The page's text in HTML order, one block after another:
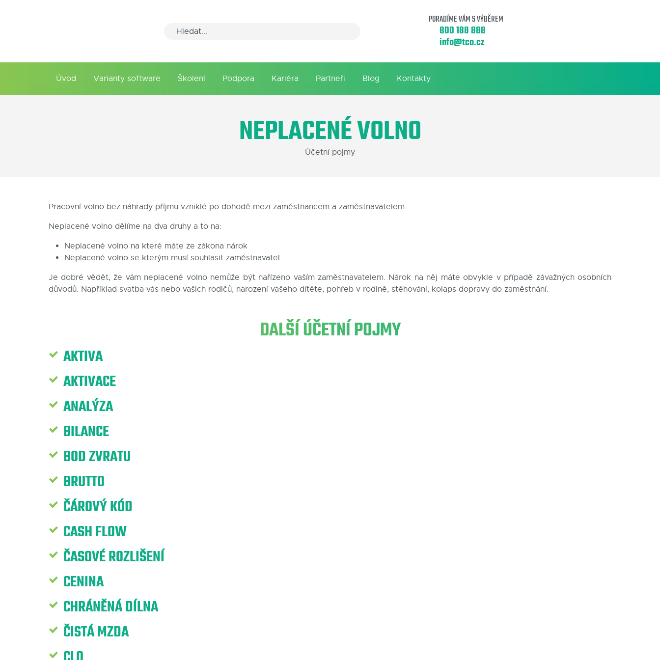
PORADÍME VÁM S VÝBĚREM
800 188 888
info@tco.cz
Úvod Varianty software Školení Podpora Kariéra Partneři Blog Kontakty
NEPLACENÉ VOLNO
Účetní pojmy
Pracovní volno bez náhrady příjmu vzniklé po dohodě mezi zaměstnancem a zaměstnavatelem.
Neplacené volno dělíme na dva druhy a to na:
Neplacené volno na které máte ze zákona nárok
Neplacené volno se kterým musí souhlasit zaměstnavatel
Je dobré vědět, že vám neplacené volno nemůže být nařízeno vaším zaměstnavatelem. Nárok na něj máte obvykle v případě závažných osobních
důvodů. Například svatba vás nebo vašich rodičů, narození vašeho dítěte, pohřeb v rodině, stěhování, kolaps dopravy do zaměstnání.
DALŠÍ ÚČETNÍ POJMY
AKTIVA
AKTIVACE
ANALÝZA
BILANCE
BOD ZVRATU
BRUTTO
ČÁROVÝ KÓD
CASH FLOW
ČASOVÉ ROZLIŠENÍ
CENINA
CHRÁNĚNÁ DÍLNA
ČISTÁ MZDA